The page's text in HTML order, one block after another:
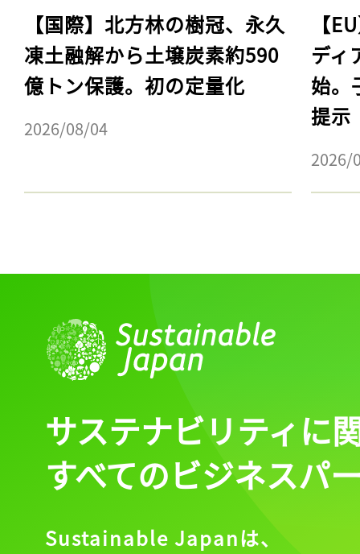
【国際】北方林の樹冠、永久
凍土融解から土壌炭素約590
億トン保護。初の定量化
2026/08/04
【
ディ
始。
提示
2026/
サステナビリティに
すべてのビジネスパ
Sustainable Japanは、